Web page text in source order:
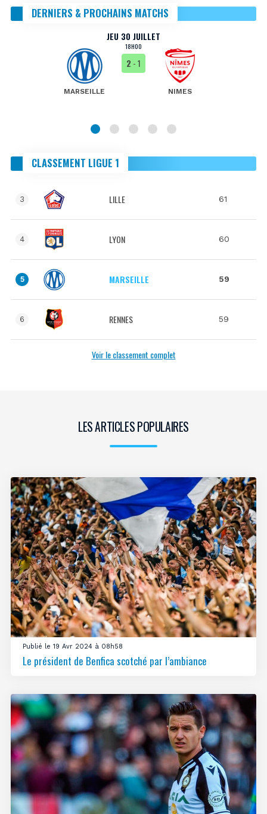
DERNIERS & PROCHAINS MATCHS
JEU 30 JUILLET
18H00
MARSEILLE
2 - 1
NIMES
CLASSEMENT LIGUE 1
3 LILLE 61
4 LYON 60
5 MARSEILLE 59
6 RENNES 59
Voir le classement complet
LES ARTICLES POPULAIRES
Publié le 19 Avr 2024 à 08h58
Le président de Benfica scotché par l’ambiance